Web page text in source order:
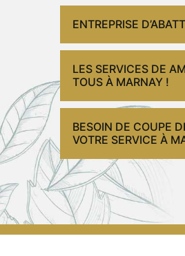
ENTREPRISE
LES SERVICES DE
TOUS À MARNAY !
BESOIN DE COUPE
VOTRE SERVICE À